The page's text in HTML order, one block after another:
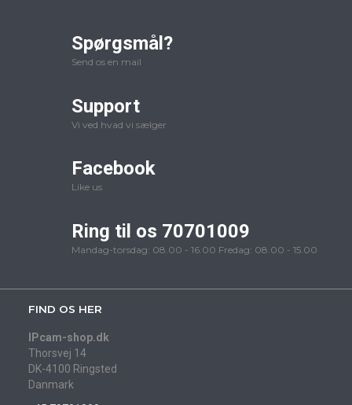
Spørgsmål?
Send os en mail
Support
Vi ved hvad vi sælger
Facebook
Like us
Ring til os 70701009
Mandag-torsdag: 08.00 - 16.00 Fredag: 08.00 - 15.00
FIND OS HER
IPcam-shop.dk
Thorsvej 14
DK-4100 Ringsted
Danmark